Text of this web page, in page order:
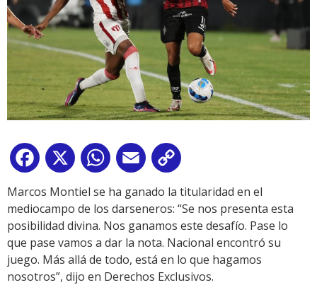
Facebook
X WhatsApp
Email
Link
Marcos Montiel se ha ganado la titularidad en el
mediocampo de los darseneros: “Se nos presenta esta
posibilidad divina. Nos ganamos este desafío. Pase lo
que pase vamos a dar la nota. Nacional encontró su
juego. Más allá de todo, está en lo que hagamos
nosotros”, dijo en Derechos Exclusivos.